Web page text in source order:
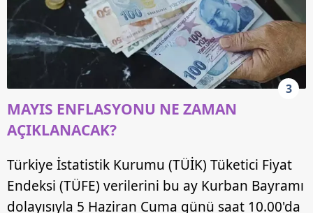
3
MAYIS ENFLASYONU NE ZAMAN
AÇIKLANACAK?
Türkiye İstatistik Kurumu (TÜİK) Tüketici Fiyat
Endeksi (TÜFE) verilerini bu ay Kurban Bayramı
dolayısıyla 5 Haziran Cuma günü saat 10.00'da